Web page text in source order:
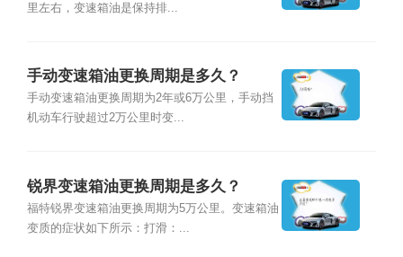
里左右，变速箱油是保持排...
手动变速箱油更换周期是多久？
手动变速箱油更换周期为2年或6万公里，手动挡
机动车行驶超过2万公里时变...
锐界变速箱油更换周期是多久？
福特锐界变速箱油更换周期为5万公里。变速箱油
变质的症状如下所示：打滑：...